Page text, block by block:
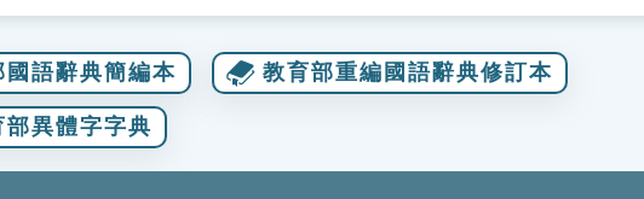
國語辭典簡編本 教育部重編國語辭典修訂本
部異體字字典